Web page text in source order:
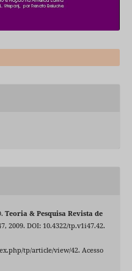
Teoria & Pesquisa Revista de
2009. DOI: 10.4322/tp.v1i47.42.
tp/article/view/42. Acesso